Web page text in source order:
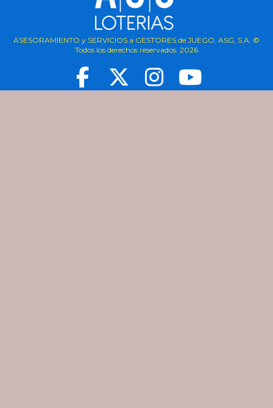
ASESORAMIENTO y SERVICIOS a GESTORES de JUEGO, ASG, S.A. ©
Todos los derechos reservados. 2026